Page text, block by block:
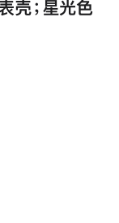
壳；星光色